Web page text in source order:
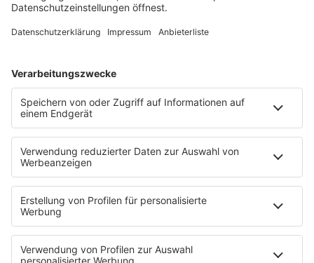
MEHR LESEN
ALBUM DER WOCHE - ARCHIV
HOME
PROGRAMM
Sendeplan
DJs
Playlist